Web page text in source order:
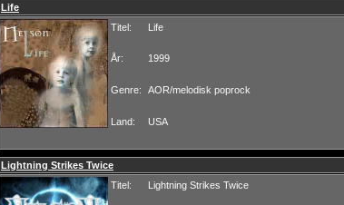
Life
Titel:
Life
År: 1999
Genre: AOR/melodisk poprock
Land: USA
Lightning Strikes Twice
Titel:
Lightning Strikes Twice